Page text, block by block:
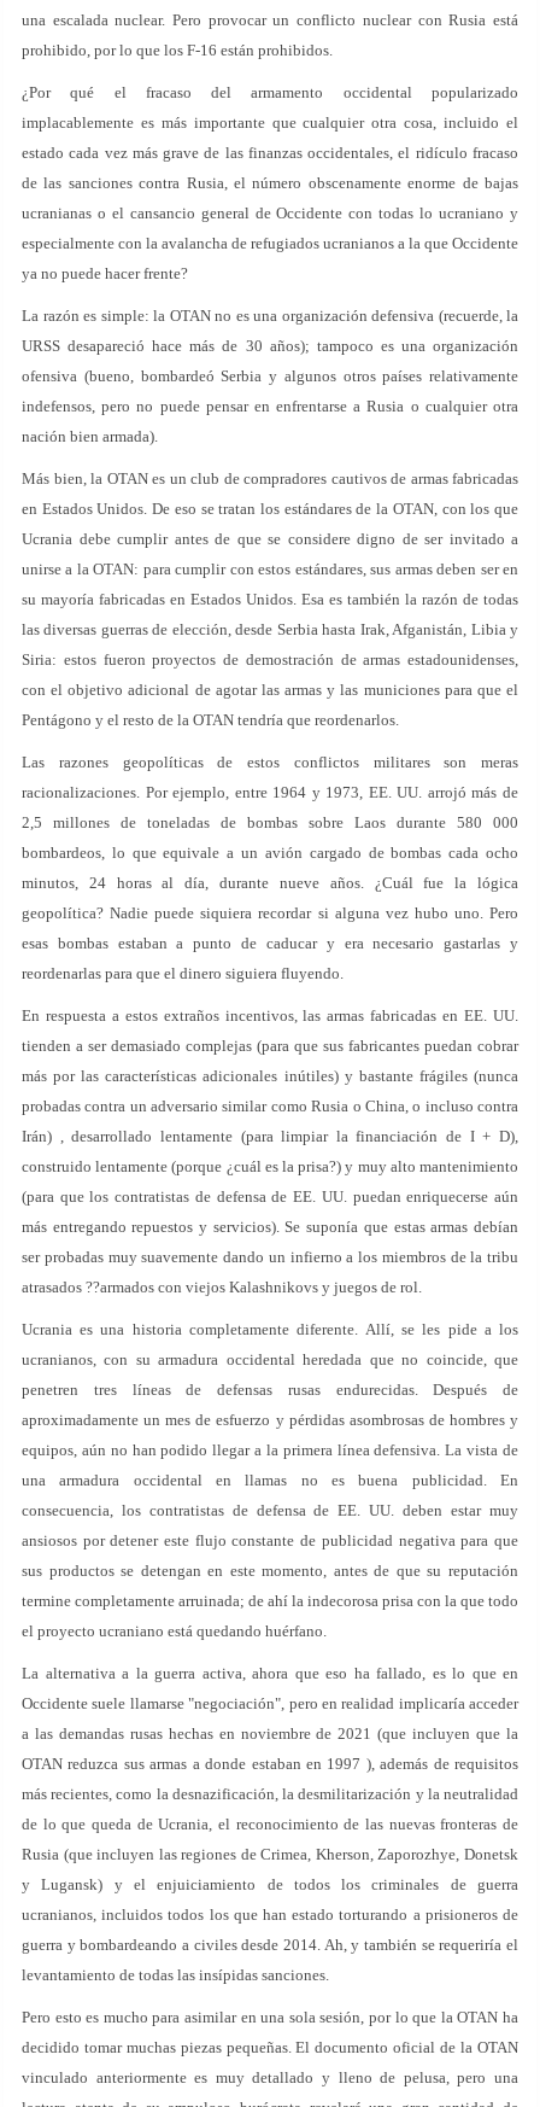
una escalada nuclear. Pero provocar un conflicto nuclear con Rusia está
prohibido, por lo que los F-16 están prohibidos.
¿Por qué el fracaso del armamento occidental popularizado
implacablemente es más importante que cualquier otra cosa, incluido el
estado cada vez más grave de las finanzas occidentales, el ridículo fracaso
de las sanciones contra Rusia, el número obscenamente enorme de bajas
ucranianas o el cansancio general de Occidente con todas lo ucraniano y
especialmente con la avalancha de refugiados ucranianos a la que Occidente
ya no puede hacer frente?
La razón es simple: la OTAN no es una organización defensiva (recuerde, la
URSS desapareció hace más de 30 años); tampoco es una organización
ofensiva (bueno, bombardeó Serbia y algunos otros países relativamente
indefensos, pero no puede pensar en enfrentarse a Rusia o cualquier otra
nación bien armada).
Más bien, la OTAN es un club de compradores cautivos de armas fabricadas
en Estados Unidos. De eso se tratan los estándares de la OTAN, con los que
Ucrania debe cumplir antes de que se considere digno de ser invitado a
unirse a la OTAN: para cumplir con estos estándares, sus armas deben ser en
su mayoría fabricadas en Estados Unidos. Esa es también la razón de todas
las diversas guerras de elección, desde Serbia hasta Irak, Afganistán, Libia y
Siria: estos fueron proyectos de demostración de armas estadounidenses,
con el objetivo adicional de agotar las armas y las municiones para que el
Pentágono y el resto de la OTAN tendría que reordenarlos.
Las razones geopolíticas de estos conflictos militares son meras
racionalizaciones. Por ejemplo, entre 1964 y 1973, EE. UU. arrojó más de
2,5 millones de toneladas de bombas sobre Laos durante 580 000
bombardeos, lo que equivale a un avión cargado de bombas cada ocho
minutos, 24 horas al día, durante nueve años. ¿Cuál fue la lógica
geopolítica? Nadie puede siquiera recordar si alguna vez hubo uno. Pero
esas bombas estaban a punto de caducar y era necesario gastarlas y
reordenarlas para que el dinero siguiera fluyendo.
En respuesta a estos extraños incentivos, las armas fabricadas en EE. UU.
tienden a ser demasiado complejas (para que sus fabricantes puedan cobrar
más por las características adicionales inútiles) y bastante frágiles (nunca
probadas contra un adversario similar como Rusia o China, o incluso contra
Irán) , desarrollado lentamente (para limpiar la financiación de I + D),
construido lentamente (porque ¿cuál es la prisa?) y muy alto mantenimiento
(para que los contratistas de defensa de EE. UU. puedan enriquecerse aún
más entregando repuestos y servicios). Se suponía que estas armas debían
ser probadas muy suavemente dando un infierno a los miembros de la tribu
atrasados ??armados con viejos Kalashnikovs y juegos de rol.
Ucrania es una historia completamente diferente. Allí, se les pide a los
ucranianos, con su armadura occidental heredada que no coincide, que
penetren tres líneas de defensas rusas endurecidas. Después de
aproximadamente un mes de esfuerzo y pérdidas asombrosas de hombres y
equipos, aún no han podido llegar a la primera línea defensiva. La vista de
una armadura occidental en llamas no es buena publicidad. En
consecuencia, los contratistas de defensa de EE. UU. deben estar muy
ansiosos por detener este flujo constante de publicidad negativa para que
sus productos se detengan en este momento, antes de que su reputación
termine completamente arruinada; de ahí la indecorosa prisa con la que todo
el proyecto ucraniano está quedando huérfano.
La alternativa a la guerra activa, ahora que eso ha fallado, es lo que en
Occidente suele llamarse "negociación", pero en realidad implicaría acceder
a las demandas rusas hechas en noviembre de 2021 (que incluyen que la
OTAN reduzca sus armas a donde estaban en 1997 ), además de requisitos
más recientes, como la desnazificación, la desmilitarización y la neutralidad
de lo que queda de Ucrania, el reconocimiento de las nuevas fronteras de
Rusia (que incluyen las regiones de Crimea, Kherson, Zaporozhye, Donetsk
y Lugansk) y el enjuiciamiento de todos los criminales de guerra
ucranianos, incluidos todos los que han estado torturando a prisioneros de
guerra y bombardeando a civiles desde 2014. Ah, y también se requeriría el
levantamiento de todas las insípidas sanciones.
Pero esto es mucho para asimilar en una sola sesión, por lo que la OTAN ha
decidido tomar muchas piezas pequeñas. El documento oficial de la OTAN
vinculado anteriormente es muy detallado y lleno de pelusa, pero una